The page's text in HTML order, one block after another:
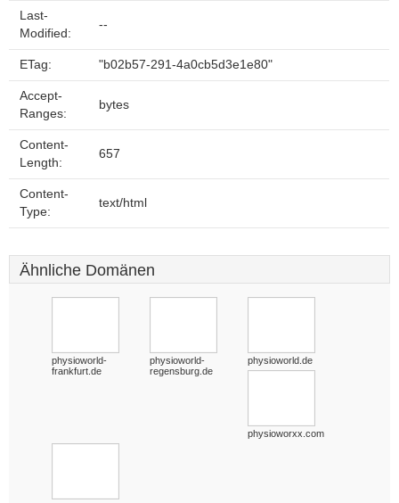
Last-
Modified:
--
ETag: "b02b57-291-4a0cb5d3e1e80"
Accept-
Ranges:
bytes
Content-
Length:
657
Content-
Type:
text/html
Ähnliche Domänen
physioworld-
frankfurt.de
physioworld-
regensburg.de
physioworld.de
physioworxx.com